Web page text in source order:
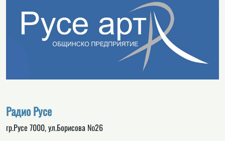
Радио Русе
гр.Русе 7000, ул.Борисова №26